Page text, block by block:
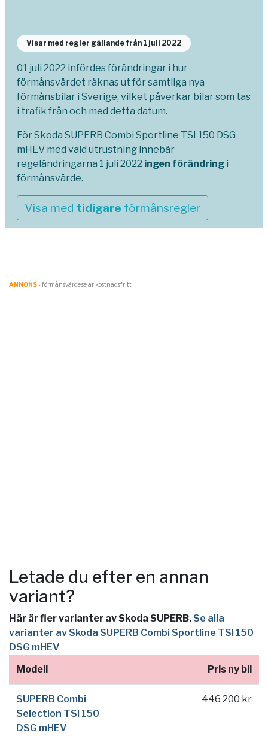
Visar med regler gällande från 1 juli 2022
01 juli 2022 infördes förändringar i hur
förmånsvärdet räknas ut för samtliga nya
förmånsbilar i Sverige, vilket påverkar bilar som tas
i trafik från och med detta datum.
För Skoda SUPERB Combi Sportline TSI 150 DSG
mHEV med vald utrustning innebär
regeländringarna 1 juli 2022 ingen förändring i
förmånsvärde.
Visa med tidigare förmånsregler
ANNONS- förmånsvärde.se är kostnadsfritt
Letade du efter en annan
variant?
Här är fler varianter av Skoda SUPERB. Se alla
varianter av Skoda SUPERB Combi Sportline TSI 150
DSG mHEV
Modell
Pris ny bil
SUPERB Combi
Selection TSI 150
DSG mHEV
446 200 kr